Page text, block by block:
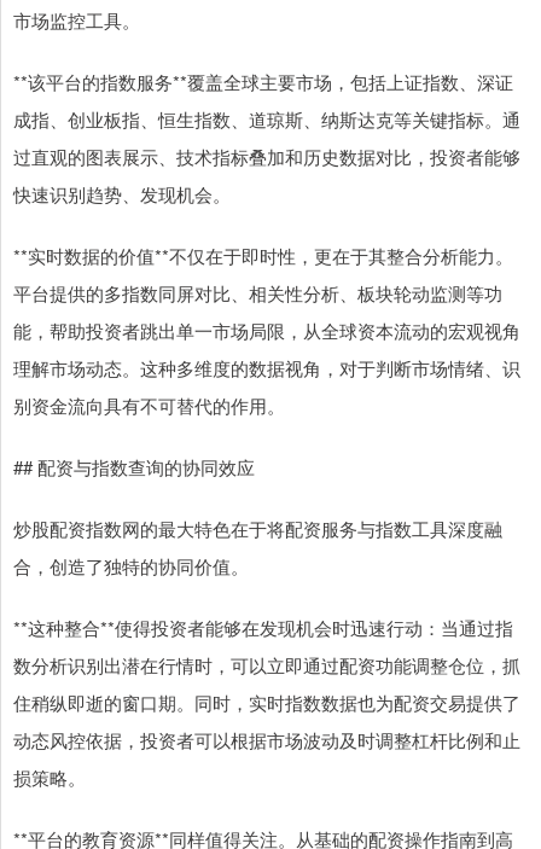
市场监控工具。
**该平台的指数服务**覆盖全球主要市场，包括上证指数、深证
成指、创业板指、恒生指数、道琼斯、纳斯达克等关键指标。通
过直观的图表展示、技术指标叠加和历史数据对比，投资者能够
快速识别趋势、发现机会。
**实时数据的价值**不仅在于即时性，更在于其整合分析能力。
平台提供的多指数同屏对比、相关性分析、板块轮动监测等功
能，帮助投资者跳出单一市场局限，从全球资本流动的宏观视角
理解市场动态。这种多维度的数据视角，对于判断市场情绪、识
别资金流向具有不可替代的作用。
## 配资与指数查询的协同效应
炒股配资指数网的最大特色在于将配资服务与指数工具深度融
合，创造了独特的协同价值。
**这种整合**使得投资者能够在发现机会时迅速行动：当通过指
数分析识别出潜在行情时，可以立即通过配资功能调整仓位，抓
住稍纵即逝的窗口期。同时，实时指数数据也为配资交易提供了
动态风控依据，投资者可以根据市场波动及时调整杠杆比例和止
损策略。
**平台的教育资源**同样值得关注。从基础的配资操作指南到高